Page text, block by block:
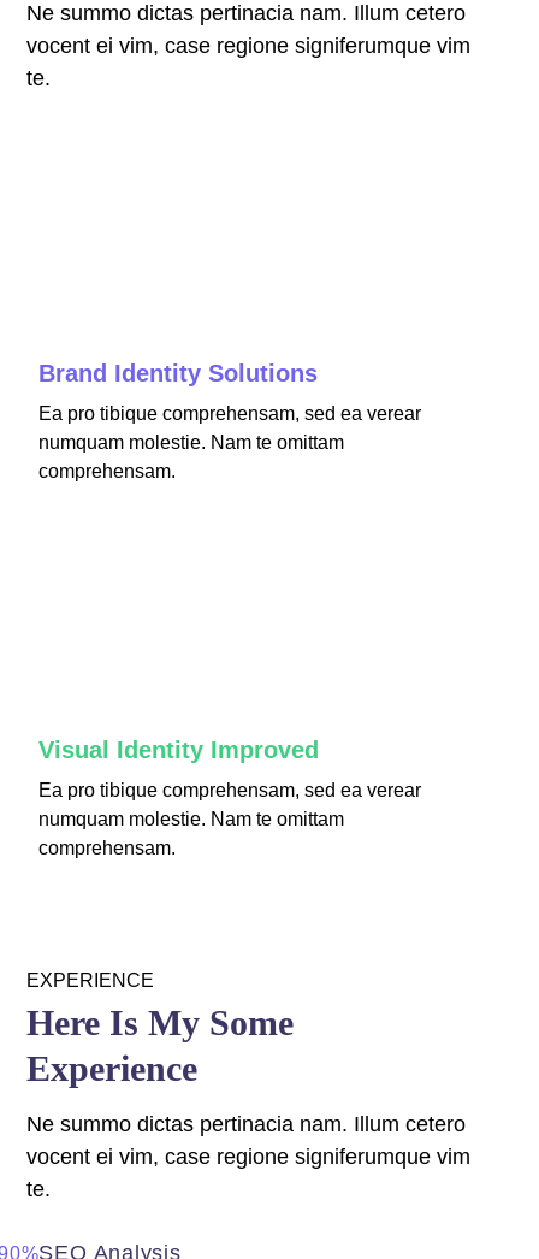
Ne summo dictas pertinacia nam. Illum cetero
vocent ei vim, case regione signiferumque vim
te.
Brand Identity Solutions
Ea pro tibique comprehensam, sed ea verear
numquam molestie. Nam te omittam
comprehensam.
Visual Identity Improved
Ea pro tibique comprehensam, sed ea verear
numquam molestie. Nam te omittam
comprehensam.
EXPERIENCE
Here Is My Some
Experience
Ne summo dictas pertinacia nam. Illum cetero
vocent ei vim, case regione signiferumque vim
te.
SEO Analysis